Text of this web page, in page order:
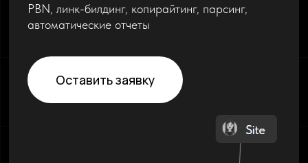
PBN, линк-билдинг, копирайтинг, парсинг,
автоматические отчеты
Оставить заявку